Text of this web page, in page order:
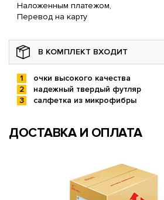
Наложенным платежом,
Перевод на карту
В КОМПЛЕКТ ВХОДИТ
очки высокого качества
надежный твердый футляр
салфетка из микрофибры
ДОСТАВКА И ОПЛАТА